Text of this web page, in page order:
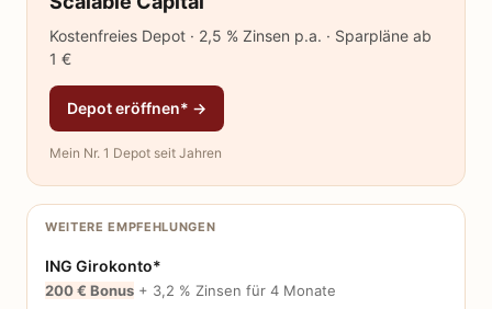
Kostenfreies Depot · 2,5 % Zinsen p.a. · Sparpläne ab
1 €
Depot eröffnen* →
Mein Nr. 1 Depot seit Jahren
WEITERE EMPFEHLUNGEN
ING Girokonto*
200 € Bonus + 3,2 % Zinsen für 4 Monate